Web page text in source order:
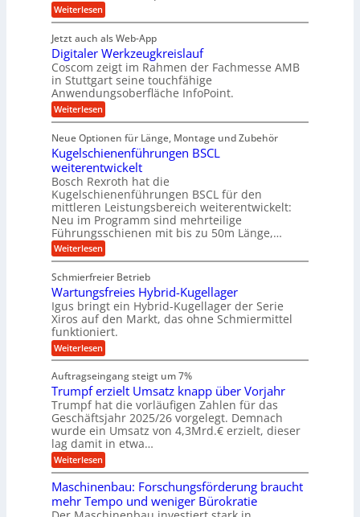
t
i
e
b
e
f
ü
r
r
a
u
e
U
m
g
e
b
u
n
g
e
n
f
t
r
a
g
s
e
i
g
a
n
g
w
e
n
i
g
e
r
S
t
e
l
l
e
n
e
n
e
t
r
i
e
b
e
f
r
p
r
ä
z
i
s
e
H
u
b
e
w
e
g
u
n
g
e
Weiterlesen:
P
ä
z
i
s
i
o
n
f
r
A
u
t
o
m
o
t
i
v
e
n
d
M
a
s
c
h
i
e
n
b
a
u
Jetzt auch als Web-App
Digitaler Werkzeugkreislauf
Coscom zeigt im Rahmen der Fachmesse AMB
in Stuttgart seine touchfähige
Anwendungsoberfläche InfoPoint.
Weiterlesen:
D
g
i
t
a
l
e
r
W
e
r
k
z
e
u
g
k
r
e
i
s
a
u
f
Neue Optionen für Länge, Montage und Zubehör
Kugelschienenführungen BSCL
weiterentwickelt
Bosch Rexroth hat die
Kugelschienenführungen BSCL für den
mittleren Leistungsbereich weiterentwickelt:
Neu im Programm sind mehrteilige
Führungsschienen mit bis zu 50m Länge,…
Weiterlesen:
K
g
e
l
s
c
h
i
e
e
n
f
ü
h
r
u
n
g
e
n
B
Schmierfreier Betrieb
Wartungsfreies Hybrid-Kugellager
Igus bringt ein Hybrid-Kugellager der Serie
Xiros auf den Markt, das ohne Schmiermittel
funktioniert.
Weiterlesen:
W
r
t
u
n
g
s
r
e
e
s
Auftragseingang steigt um 7%
Trumpf erzielt Umsatz knapp über Vorjahr
Trumpf hat die vorläufigen Zahlen für das
Geschäftsjahr 2025/26 vorgelegt. Demnach
wurde ein Umsatz von 4,3Mrd.€ erzielt, dieser
lag damit in etwa…
Weiterlesen:
T
u
m
Maschinenbau: Forschungsförderung braucht
mehr Tempo und weniger Bürokratie